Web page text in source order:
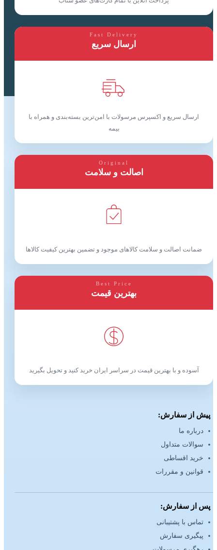
Fast Delivery
ارسال سریع
ارسال سریع و اکسپرس مرسولات با امن‌ترین بسته‌بندی و همراه با
بیمه
Original
اصالت و سلامت
ضمانت اصالت و سلامت کالاهای موجود و تضمین بهترین کیفیت کالاها
Best Price
بهترین قیمت
آسوده و با بهترین قیمت در سراسر ایران خرید کنید و تحویل بگیرید
پیش از سفارش:
درباره ما
سوالات متداول
خرید اقساطی
قوانین و مقررات
پس از سفارش:
تماس با پشتیبانی
پیگیری سفارش